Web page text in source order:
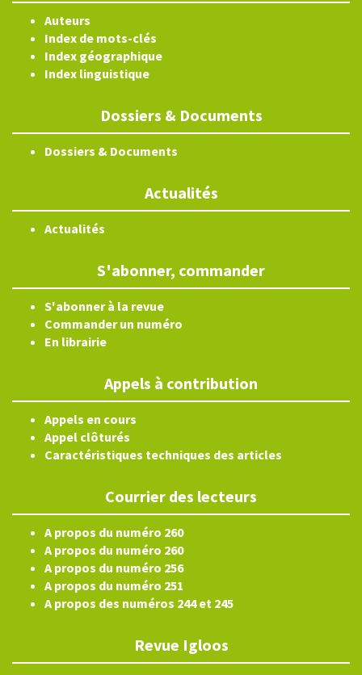
Auteurs
Index de mots-clés
Index géographique
Index linguistique
Dossiers & Documents
Dossiers & Documents
Actualités
Actualités
S'abonner, commander
S'abonner à la revue
Commander un numéro
En librairie
Appels à contribution
Appels en cours
Appel clôturés
Caractéristiques techniques des articles
Courrier des lecteurs
A propos du numéro 260
A propos du numéro 260
A propos du numéro 256
A propos du numéro 251
A propos des numéros 244 et 245
Revue Igloos